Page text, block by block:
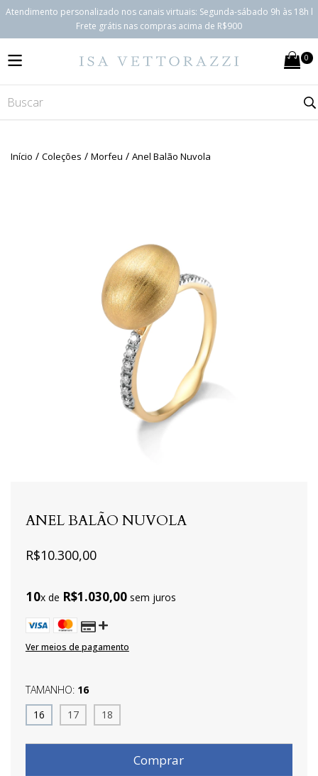
Atendimento personalizado nos canais virtuais: Segunda-sábado 9h às 18h l
Frete grátis nas compras acima de R$900
0
Início / Coleções / Morfeu / Anel Balão Nuvola
ANEL BALÃO NUVOLA
R$10.300,00
10x de R$1.030,00sem juros
Ver meios de pagamento
TAMANHO: 16
16
17 18